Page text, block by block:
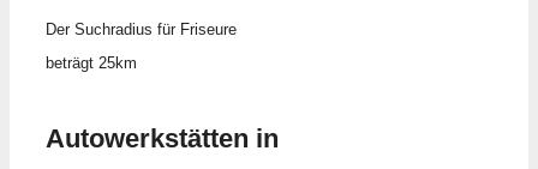
Der Suchradius für Friseure
beträgt 25km
Autowerkstätten in